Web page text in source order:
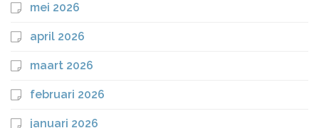
mei 2026
april 2026
maart 2026
februari 2026
januari 2026